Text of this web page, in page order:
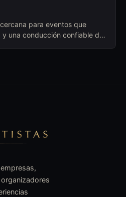
para eventos que
una conducción confiable de